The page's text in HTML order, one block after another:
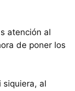
atención al
de poner los
al